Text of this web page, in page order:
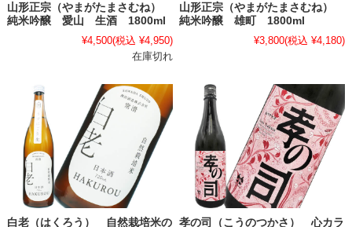
山形正宗（やまがたまさむね）
純米吟醸 愛山 生酒 1800ml
¥4,500(税込 ¥4,950)
在庫切れ
山形正宗（やまがたまさむね）
純米吟醸 雄町 1800ml
¥3,800(税込 ¥4,180)
白老（はくろう） 自然栽培米の
孝の司（こうのつかさ） 心カラ